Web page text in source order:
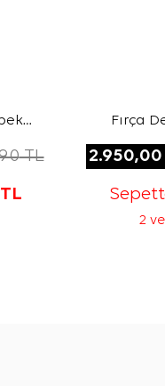
TL
TL
Fırça
2.950,00
2